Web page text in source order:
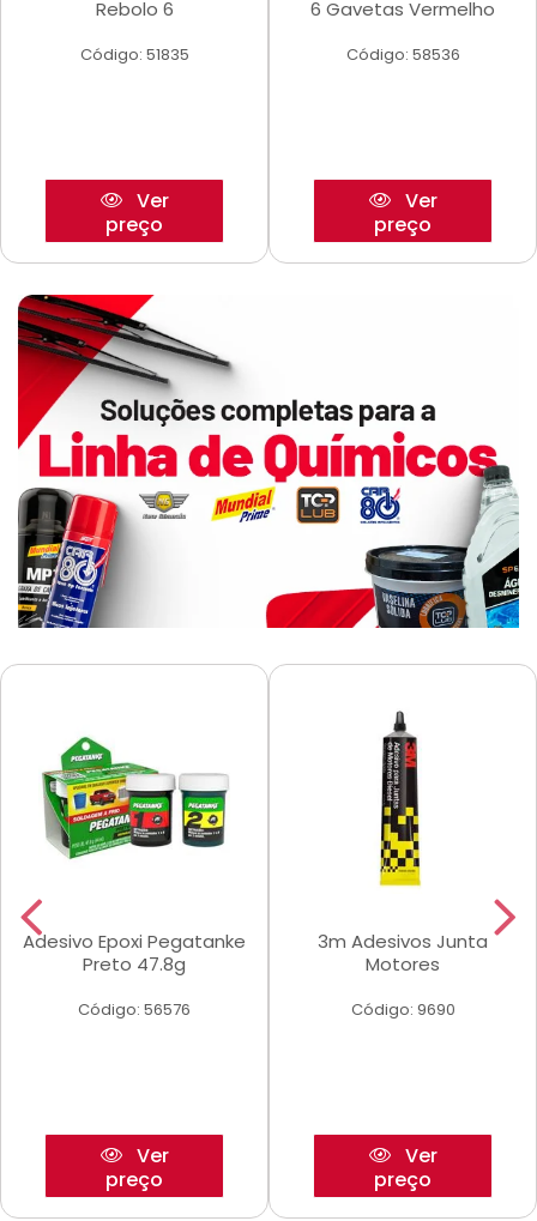
Rebolo 6
Código: 51835
Ver
preço
6 Gavetas Vermelho
Código: 58536
Ver
preço
Adesivo Epoxi Pegatanke
Preto 47.8g
Código: 56576
Ver
preço
3m Adesivos Junta
Motores
Código: 9690
Ver
preço